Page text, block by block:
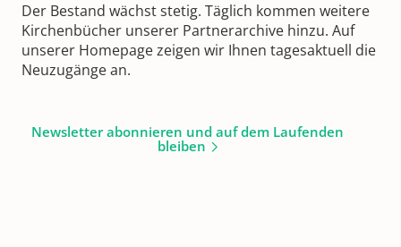
Der Bestand wächst stetig. Täglich kommen weitere
Kirchenbücher unserer Partnerarchive hinzu. Auf
unserer Homepage zeigen wir Ihnen tagesaktuell die
Neuzugänge an.
Newsletter abonnieren und auf dem Laufenden
bleiben